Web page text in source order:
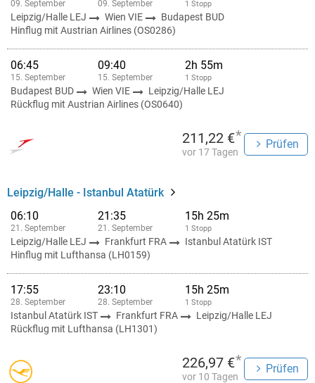
09. September 09. September 1 Stopp
Leipzig/Halle LEJ Wien VIE
Budapest BUD
Hinflug mit Austrian Airlines (OS0286)
06:45
15. September
09:40
15. September
2h 55m
1 Stopp
Budapest BUD Wien VIE
Leipzig/Halle LEJ
Rückflug mit Austrian Airlines (OS0640)
211,22 €*
vor 17 Tagen
Prüfen
Leipzig/Halle - Istanbul Atatürk
06:10
21. September
21:35
21. September
15h 25m
1 Stopp
Leipzig/Halle LEJ Frankfurt FRA
Istanbul Atatürk IST
Hinflug mit Lufthansa (LH0159)
17:55
28. September
23:10
28. September
15h 25m
1 Stopp
Istanbul Atatürk IST Frankfurt FRA
Leipzig/Halle LEJ
Rückflug mit Lufthansa (LH1301)
226,97 €*
vor 10 Tagen
Prüfen